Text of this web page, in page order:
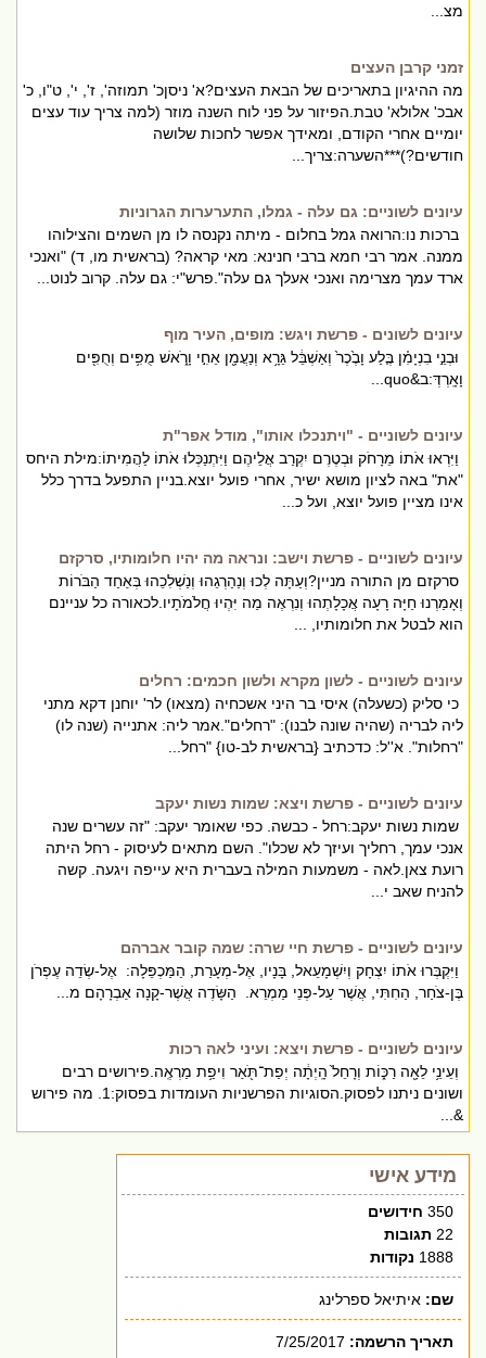
מצ...
זמני קרבן העצים
מה ההיגיון בתאריכים של הבאת העצים?א' ניסןכ' תמוזה', ז', י', ט"ו, כ'
אבכ' אלולא' טבת.הפיזור על פני לוח השנה מוזר (למה צריך עוד עצים
יומיים אחרי הקודם, ומאידך אפשר לחכות שלושה
חודשים?)***השערה:צריך...
עיונים לשוניים: גם עלה - גמלו, התערערות הגרוניות
ברכות נו:הרואה גמל בחלום - מיתה נקנסה לו מן השמים והצילוהו
ממנה. אמר רבי חמא ברבי חנינא: מאי קראה? (בראשית מו, ד) "ואנכי
ארד עמך מצרימה ואנכי אעלך גם עלה".פרש"י: גם עלה. קרוב לנוט...
עיונים לשונים - פרשת ויגש: מופים, העיר מוף
וּבְנֵ֣י בִנְיָמִ֗ן בֶּ֤לַע וָבֶ֙כֶר֙ וְאַשְׁבֵּ֔ל גֵּרָ֥א וְנַעֲמָ֖ן אֵחִ֣י וָרֹ֑אשׁ מֻפִּ֥ים וְחֻפִּ֖ים
וָאָֽרְדְּ:ב&quo...
עיונים לשוניים - "ויתנכלו אותו", מודל אפר"ת
וַיִּרְאוּ אֹתוֹ מֵרָחֹק וּבְטֶרֶם יִקְרַב אֲלֵיהֶם וַיִּתְנַכְּלוּ אֹתוֹ לַהֲמִיתוֹ:מילת היחס
"את" באה לציון מושא ישיר, אחרי פועל יוצא.בניין התפעל בדרך כלל
אינו מציין פועל יוצא, ועל כ...
עיונים לשוניים - פרשת וישב: ונראה מה יהיו חלומותיו, סרקזם
סרקזם מן התורה מניין?וְעַתָּה לְכוּ וְנַהַרְגֵהוּ וְנַשְׁלִכֵהוּ בְּאַחַד הַבֹּרוֹת
וְאָמַרְנוּ חַיָּה רָעָה אֲכָלָתְהוּ וְנִרְאֶה מַה יִּהְיוּ חֲלֹמֹתָיו.לכאורה כל עניינם
הוא לבטל את חלומותיו, ...
עיונים לשוניים - לשון מקרא ולשון חכמים: רחלים
כי סליק (כשעלה) איסי בר היני אשכחיה (מצאו) לר' יוחנן דקא מתני
ליה לבריה (שהיה שונה לבנו): "רחלים".אמר ליה: אתנייה (שנה לו)
"רחלות". א''ל: כדכתיב {בראשית לב-טו} "רחל...
עיונים לשוניים - פרשת ויצא: שמות נשות יעקב
שמות נשות יעקב:רחל - כבשה. כפי שאומר יעקב: "זה עשרים שנה
אנכי עמך, רחליך ועיזך לא שכלו". השם מתאים לעיסוק - רחל היתה
רועת צאן.לאה - משמעות המילה בעברית היא עייפה ויגעה. קשה
להניח שאב י...
עיונים לשוניים - פרשת חיי שרה: שמה קובר אברהם
וַיִּקְבְּרוּ אֹתוֹ יִצְחָק וְיִשְׁמָעֵאל, בָּנָיו, אֶל-מְעָרַת, הַמַּכְפֵּלָה: אֶל-שְׂדֵה עֶפְרֹן
בֶּן-צֹחַר, הַחִתִּי, אֲשֶׁר עַל-פְּנֵי מַמְרֵא. הַשָּׂדֶה אֲשֶׁר-קָנָה אַבְרָהָם מ...
עיונים לשוניים - פרשת ויצא: ועיני לאה רכות
וְעֵינֵ֥י לֵאָ֖ה רַכּ֑וֹת וְרָחֵל֙ הָֽיְתָ֔ה יְפַת־תֹּ֖אַר וִיפַ֥ת מַרְאֶֽה.פירושים רבים
ושונים ניתנו לפסוק.הסוגיות הפרשניות העומדות בפסוק:1. מה פירוש
&...
מידע אישי
350 חידושים
22 תגובות
1888 נקודות
שם: איתיאל ספרלינג
תאריך הרשמה: 7/25/2017